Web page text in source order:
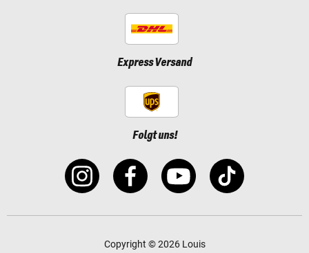
Express Versand
Folgt uns!
Copyright © 2026 Louis